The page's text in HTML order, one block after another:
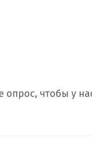
опрос, чтобы у